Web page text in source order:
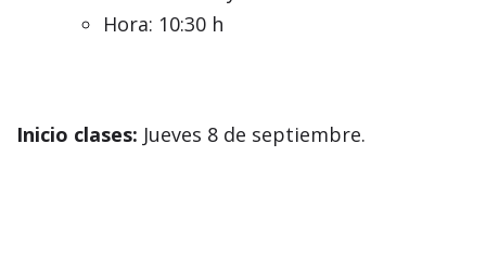
Hora: 10:30 h
Inicio clases: Jueves 8 de septiembre.